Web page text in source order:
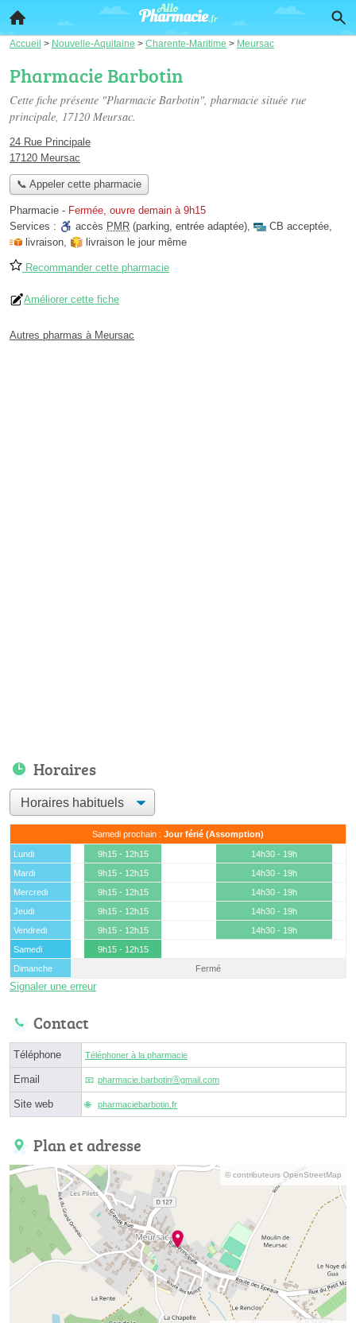
Accueil > Nouvelle-Aquitaine > Charente-Maritime > Meursac
Pharmacie Barbotin
Cette fiche présente "Pharmacie Barbotin", pharmacie située rue
principale, 17120 Meursac.
24 Rue Principale
17120 Meursac
📞 Appeler cette pharmacie
Pharmacie - Fermée, ouvre demain à 9h15
Services :
accès PMR (parking, entrée adaptée), CB acceptée,
livraison, livraison le jour même
Recommander cette pharmacie
Améliorer cette fiche
Autres pharmas à Meursac
Horaires
Samedi prochain : Jour férié (Assomption)
Lundi 9h15 - 12h15
14h30 - 19h
Mardi
9h15 - 12h15
14h30 - 19h
Mercredi
9h15 - 12h15
14h30 - 19h
Jeudi
9h15 - 12h15
14h30 - 19h
Vendredi
9h15 - 12h15
14h30 - 19h
Samedi
9h15 - 12h15
Dimanche
Fermé
Signaler une erreur
Contact
Téléphone Téléphoner à la pharmacie
Email pharmacie.barbotinⓐgmail.com
Site web pharmaciebarbotin.fr
Plan et adresse
© contributeurs OpenStreetMap